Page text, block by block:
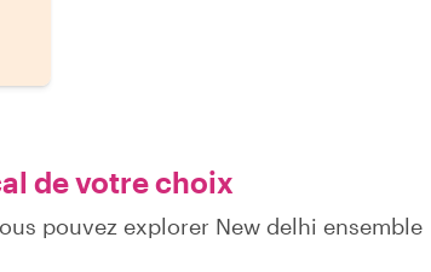
de votre choix
pouvez explorer New delhi ensemble